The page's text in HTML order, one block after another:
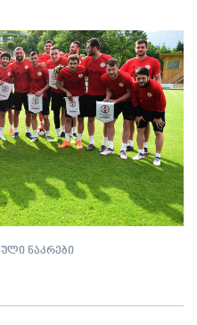
ნაკრები